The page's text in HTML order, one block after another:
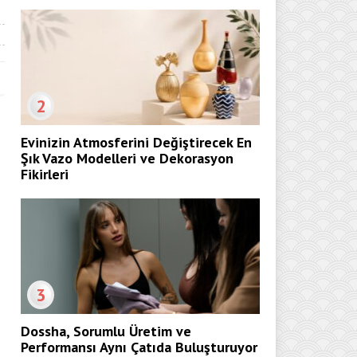
2
Evinizin Atmosferini Değiştirecek En
Şık Vazo Modelleri ve Dekorasyon
Fikirleri
3
Dossha, Sorumlu Üretim ve
Performansı Aynı Çatıda Buluşturuyor